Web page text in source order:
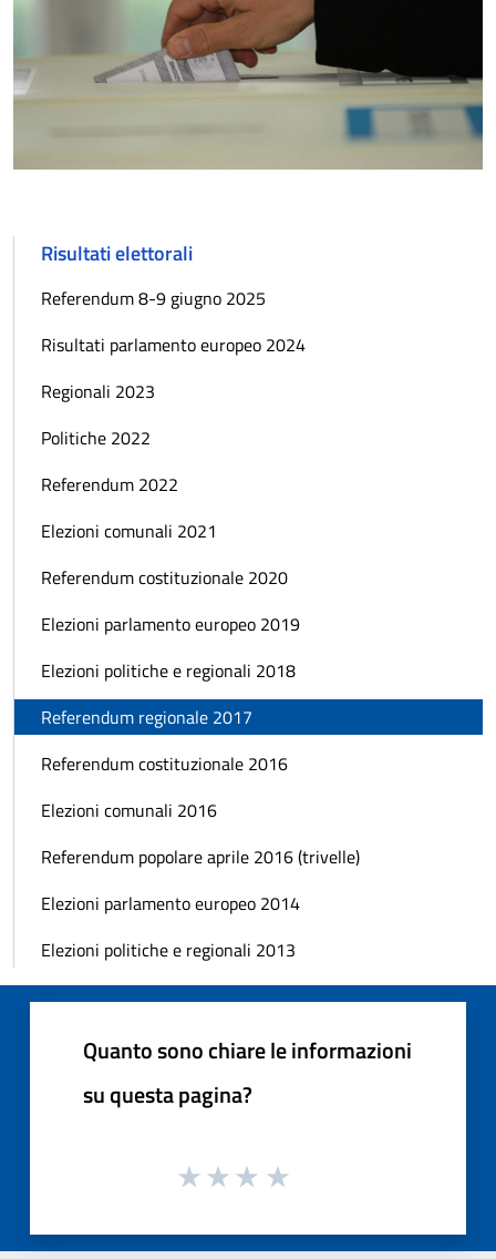
Risultati elettorali
Referendum 8-9 giugno 2025
Risultati parlamento europeo 2024
Regionali 2023
Politiche 2022
Referendum 2022
Elezioni comunali 2021
Referendum costituzionale 2020
Elezioni parlamento europeo 2019
Elezioni politiche e regionali 2018
Referendum regionale 2017
Referendum costituzionale 2016
Elezioni comunali 2016
Referendum popolare aprile 2016 (trivelle)
Elezioni parlamento europeo 2014
Elezioni politiche e regionali 2013
Quanto sono chiare le informazioni
su questa pagina?